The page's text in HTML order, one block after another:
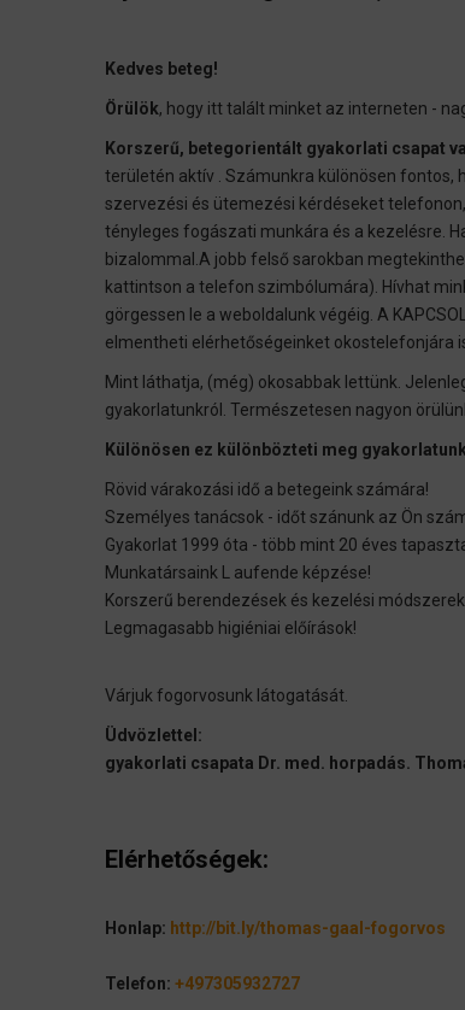
Kedves beteg!
Örülök, hogy itt talált minket az interneten -
Korszerű, betegorientált gyakorlati csapat
területén aktív . Számunkra különösen fontos,
szervezési és ütemezési kérdéseket
tényleges fogászati ​​munkára és a kezelésre.
bizalommal.A jobb felső sarokban
kattintson a telefon szimbólumára). Hívhat
görgessen le a weboldalunk végéig. A
elmentheti elérhetőségeinket okostelefonjára
Mint láthatja, (még) okosabbak lettünk.
gyakorlatunkról. Természetesen nagyon
Különösen ez különbözteti meg
Rövid várakozási idő a betegeink számára!
Személyes tanácsok - időt szánunk az Ön
Gyakorlat 1999 óta - több mint 20 éves
Munkatársaink L aufende képzése!
Korszerű berendezések és kezelési
Legmagasabb higiéniai előírások!
Várjuk fogorvosunk látogatását.
Üdvözlettel:
gyakorlati csapata Dr. med. horpadás.
Elérhetőségek:
Honlap: http://bit.ly/thomas-gaal-fogorvos
Telefon: +497305932727